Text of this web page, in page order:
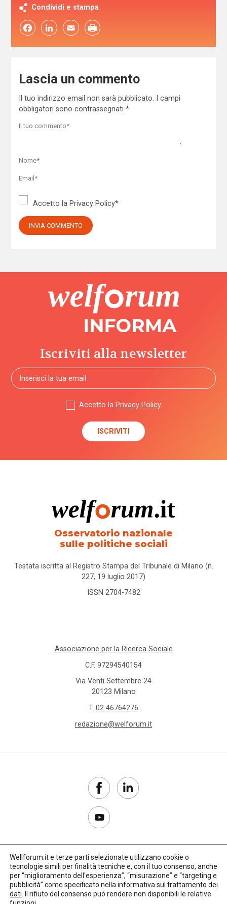
Condividi e stampa
FacebookLinkedIn Email
Lascia un commento
Il tuo indirizzo email non sarà pubblicato.
I campi
obbligatori sono contrassegnati *
Accetto la Privacy Policy*
Iscriviti alla newsletter
Accetto la Privacy Policy
Osservatorio nazionale
sulle politiche sociali
Testata iscritta al Registro Stampa del Tribunale di Milano (n.
227, 19 luglio 2017)
ISSN 2704-7482
Associazione per la Ricerca Sociale
C.F. 97294540154
Via Venti Settembre 24
20123 Milano
T. 02 46764276
redazione@welforum.it
Copyright 2017–2026
Privacy Policy
Wellforum.it e terze parti selezionate utilizzano cookie o
tecnologie simili per finalità tecniche e, con il tuo consenso, anche
per “miglioramento dell'esperienza”, “misurazione” e “targeting e
pubblicità” come specificato nella informativa sul trattamento dei
dati . Il rifiuto del consenso può rendere non disponibili le relative